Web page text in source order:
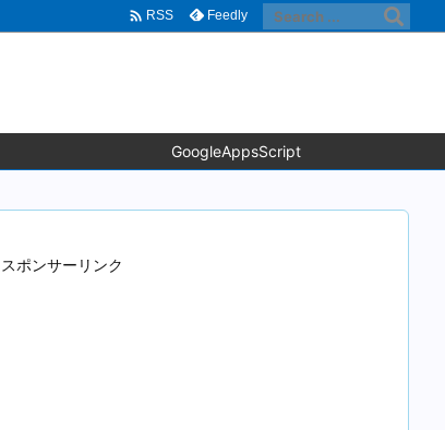
GoogleAppsScript
 RSS Feedly
スポンサーリンク